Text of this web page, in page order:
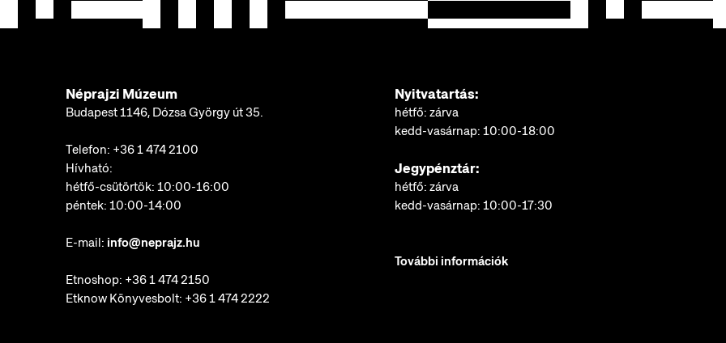
Néprajzi Múzeum
Budapest 1146, Dózsa György út 35.
Telefon: +36 1 474 2100
Hívható:
hétfő-csütörtök: 10:00-16:00
péntek: 10:00-14:00
E-mail: info@neprajz.hu
Etnoshop: +36 1 474 2150
Etknow Könyvesbolt: +36 1 474 2222
Nyitvatartás:
hétfő: zárva
kedd-vasárnap: 10:00-18:00
Jegypénztár:
hétfő: zárva
kedd-vasárnap: 10:00-17:30
További információk